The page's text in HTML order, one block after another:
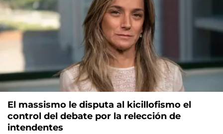
El massismo le disputa al kicillofismo el
control del debate por la relección de
intendentes